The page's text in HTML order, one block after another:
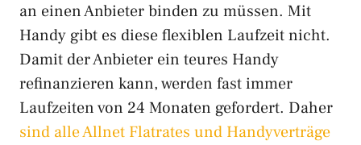
an einen Anbieter binden zu müssen. Mit
Handy gibt es diese flexiblen Laufzeit nicht.
Damit der Anbieter ein teures Handy
refinanzieren kann, werden fast immer
Laufzeiten von 24 Monaten gefordert. Daher
sind alle Allnet Flatrates und Handyverträge